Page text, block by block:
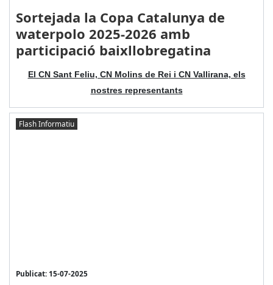
Sortejada la Copa Catalunya de
waterpolo 2025-2026 amb
participació baixllobregatina
El CN Sant Feliu, CN Molins de Rei i CN Vallirana, els
nostres representants
Flash Informatiu
Publicat: 15-07-2025